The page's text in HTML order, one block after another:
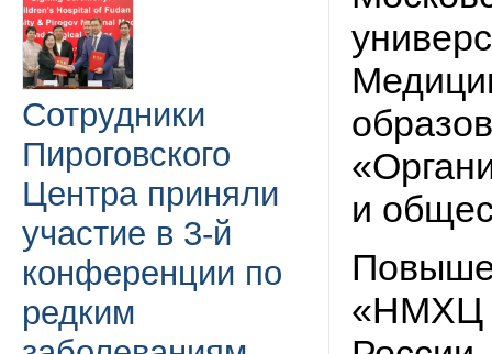
Сотрудники
Пироговского
Центра приняли
участие в 3-й
конференции по
редким
и
«НМХЦ